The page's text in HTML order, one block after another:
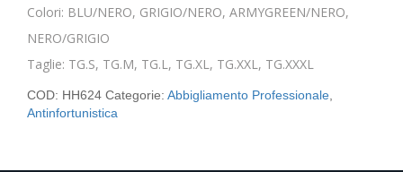
Colori: BLU/NERO, GRIGIO/NERO, ARMYGREEN/NERO,
NERO/GRIGIO
Taglie: TG.S, TG.M, TG.L, TG.XL, TG.XXL, TG.XXXL
COD: HH624 Categorie: Abbigliamento Professionale
Antinfortunistica